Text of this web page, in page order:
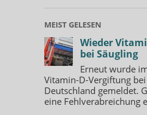
MEIST GELESEN
Wieder
bei Säugling
Erneut wurde
Vitamin-D-Vergiftung
Deutschland gemeldet.
eine Fehlverabreichung